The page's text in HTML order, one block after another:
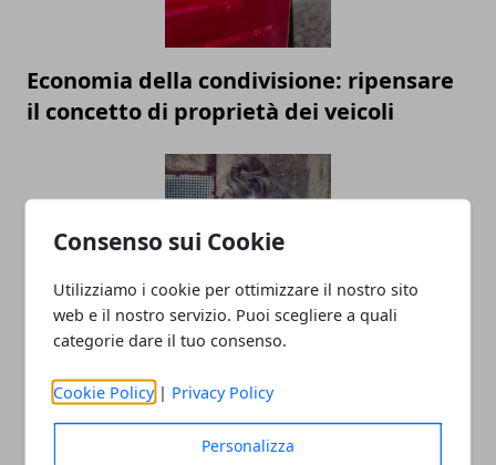
Consenso sui Cookie
Utilizziamo i cookie per ottimizzare il nostro sito
web e il nostro servizio. Puoi scegliere a quali
categorie dare il tuo consenso.
Cookie Policy | Privacy Policy
Personalizza
Economia della condivisione: ripensare
il concetto di proprietà dei veicoli
Linea di moda: gli errori da non fare
prima del lancio